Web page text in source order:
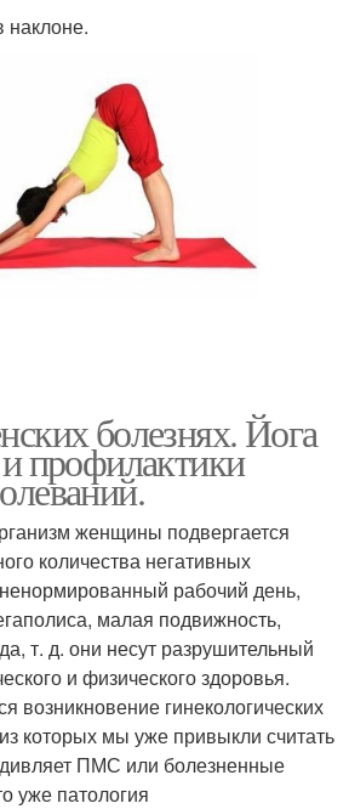
наклоне.
болезнях. Йога
профилактики
женщины подвергается
количества негативных
рабочий день,
малая подвижность,
т. д. они несут разрушительный
и физического здоровья.
возникновение гинекологических
которых мы уже привыкли считать
ПМС или болезненные
уже патология